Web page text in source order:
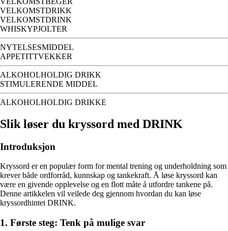
VELKOMSTDRIKK
VELKOMSTDRINK
WHISKYPJOLTER
NYTELSESMIDDEL
APPETITTVEKKER
ALKOHOLHOLDIG DRIKK
STIMULERENDE MIDDEL
ALKOHOLHOLDIG DRIKKE
Slik løser du kryssord med DRINK
Introduksjon
Kryssord er en populær form for mental trening og underholdning som
krever både ordforråd, kunnskap og tankekraft. Å løse kryssord kan
være en givende opplevelse og en flott måte å utfordre tankene på.
Denne artikkelen vil veilede deg gjennom hvordan du kan løse
kryssordhintet DRINK.
1. Første steg: Tenk på mulige svar